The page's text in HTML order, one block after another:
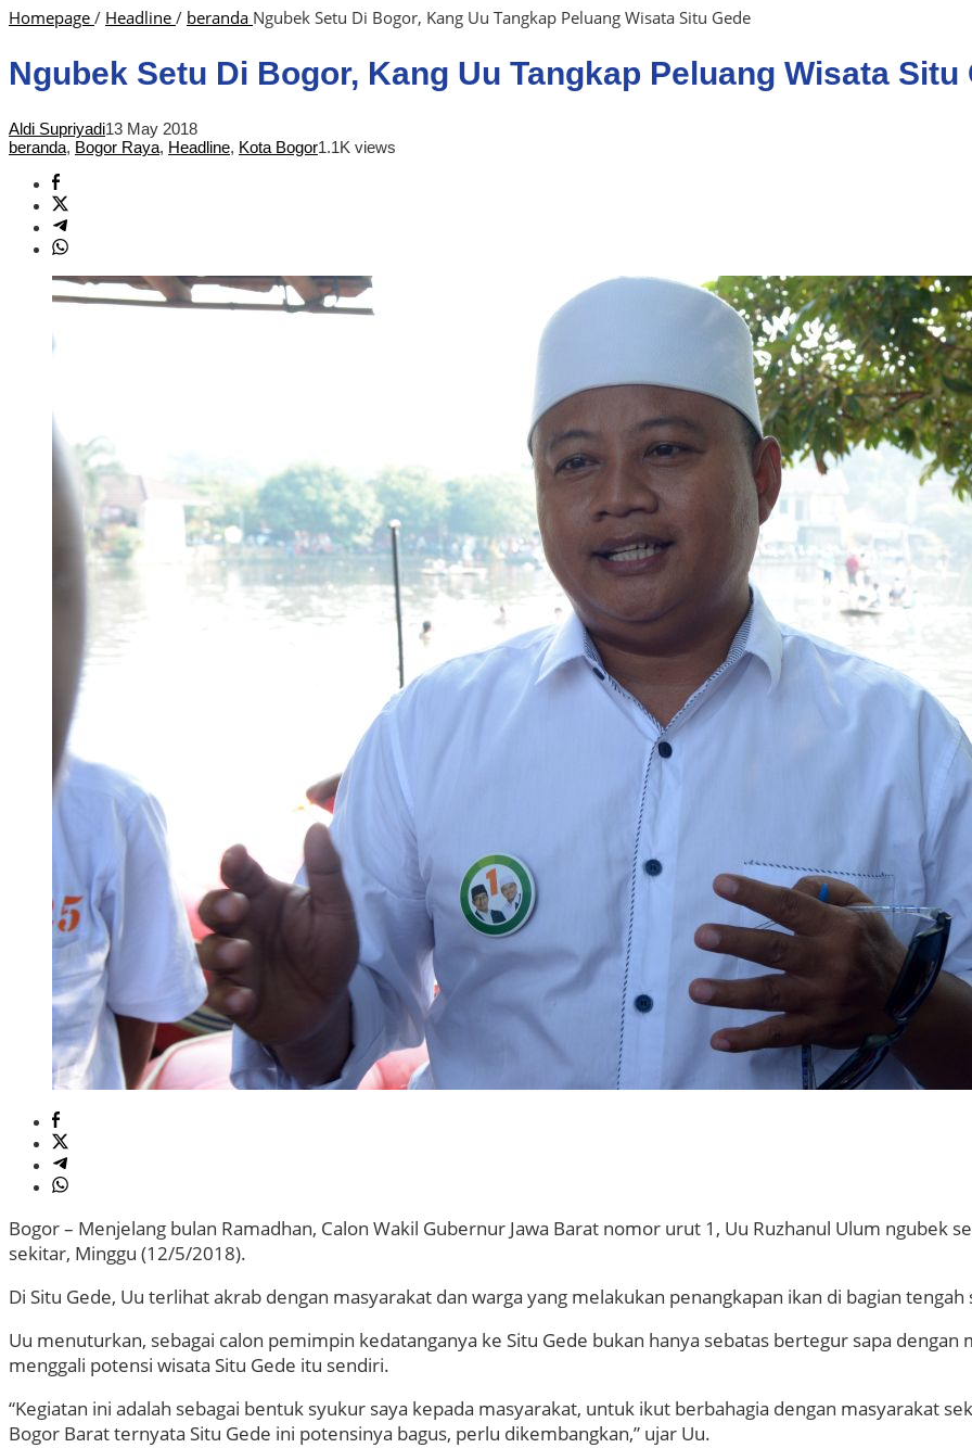
Homepage / Headline / beranda Ngubek Setu Di Bogor, Kang Uu Tangkap Peluang Wisata Situ Gede
Ngubek Setu Di Bogor, Kang Uu Tangkap Peluang Wisata Situ
Aldi Supriyadi13 May 2018
beranda, Bogor Raya, Headline, Kota Bogor1.1K views
Bogor – Menjelang bulan Ramadhan, Calon Wakil Gubernur Jawa Barat nomor urut 1, Uu Ruzhanul Ulum ngubek
sekitar, Minggu (12/5/2018).
Di Situ Gede, Uu terlihat akrab dengan masyarakat dan warga yang melakukan penangkapan ikan di bagian
Uu menuturkan, sebagai calon pemimpin kedatanganya ke Situ Gede bukan hanya sebatas bertegur sapa
menggali potensi wisata Situ Gede itu sendiri.
“Kegiatan ini adalah sebagai bentuk syukur saya kepada masyarakat, untuk ikut berbahagia dengan masyarakat
Bogor Barat ternyata Situ Gede ini potensinya bagus, perlu dikembangkan,” ujar Uu.